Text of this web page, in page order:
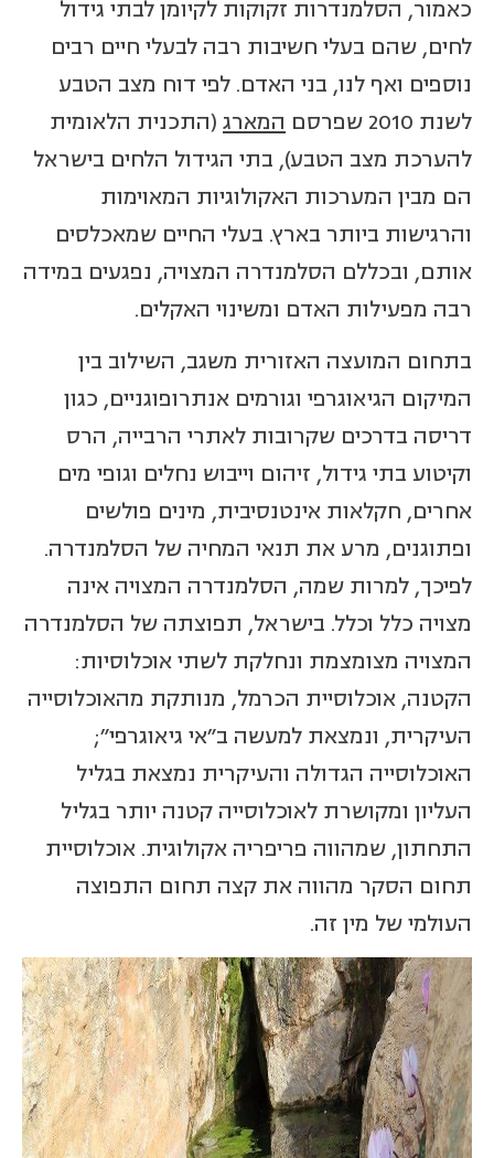
כאמור, הסלמנדרות זקוקות לקיומן לבתי גידול
לחים, שהם בעלי חשיבות רבה לבעלי חיים רבים
נוספים ואף לנו, בני האדם. לפי דוח מצב הטבע
לשנת 2010 שפרסם
המארג (התכנית הלאומית
להערכת מצב הטבע), בתי הגידול הלחים בישראל
הם מבין המערכות האקולוגיות המאוימות
והרגישות ביותר בארץ. בעלי החיים שמאכלסים
אותם, ובכללם הסלמנדרה המצויה, נפגעים במידה
רבה מפעילות האדם ומשינוי האקלים.
בתחום המועצה האזורית משגב, השילוב בין
המיקום הגיאוגרפי וגורמים אנתרופוגניים, כגון
דריסה בדרכים שקרובות לאתרי הרבייה, הרס
וקיטוע בתי גידול, זיהום וייבוש נחלים וגופי מים
אחרים, חקלאות אינטנסיבית, מינים פולשים
ופתוגנים, מרע את תנאי המחיה של הסלמנדרה.
לפיכך, למרות שמה, הסלמנדרה המצויה אינה
מצויה כלל וכלל. בישראל, תפוצתה של הסלמנדרה
המצויה מצומצמת ונחלקת לשתי אוכלוסיות:
הקטנה, אוכלוסיית הכרמל, מנותקת מהאוכלוסייה
העיקרית, ונמצאת למעשה ב"אי גיאוגרפי";
האוכלוסייה הגדולה והעיקרית נמצאת בגליל
העליון ומקושרת לאוכלוסייה קטנה יותר בגליל
התחתון, שמהווה פריפריה אקולוגית. אוכלוסיית
תחום הסקר מהווה את קצה תחום התפוצה
העולמי של מין זה.